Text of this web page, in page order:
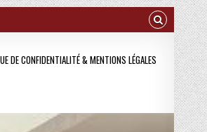
DE CONFIDENTIALITÉ & MENTIONS LÉGALES